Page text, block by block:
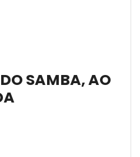
SAMBA, AO